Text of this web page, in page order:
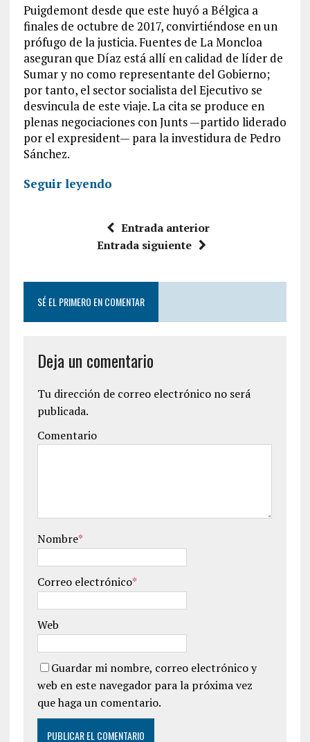
Puigdemont desde que este huyó a Bélgica a
finales de octubre de 2017, convirtiéndose en un
prófugo de la justicia. Fuentes de La Moncloa
aseguran que Díaz está allí en calidad de líder de
Sumar y no como representante del Gobierno;
por tanto, el sector socialista del Ejecutivo se
desvincula de este viaje. La cita se produce en
plenas negociaciones con Junts —partido liderado
por el expresident— para la investidura de Pedro
Sánchez.
Seguir leyendo
Entrada anterior
Entrada siguiente
SÉ EL PRIMERO EN COMENTAR
Deja un comentario
Tu dirección de correo electrónico no será
publicada.
Comentario
Nombre*
Correo electrónico*
Web
Guardar mi nombre, correo electrónico y
web en este navegador para la próxima vez
que haga un comentario.